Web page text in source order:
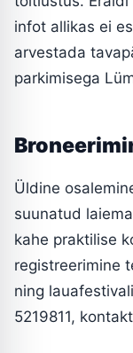
infot allikas ei
arvestada
parkimisega
Üldine
suunatud
kahe praktilise
registreerimine
ning
5219811,